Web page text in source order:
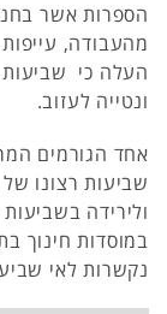
הספרות אשר
מהעבודה,
העלה כי שביעות
ונטייה לעזוב.
אחד הגורמים
שביעות רצונו
ולירידה
במוסדות חינוך
נקשרות לאי